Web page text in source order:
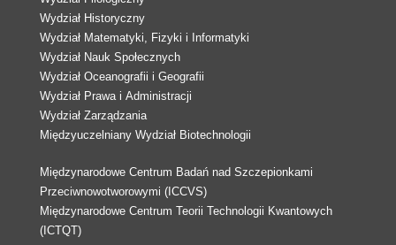
Wydział Historyczny
Wydział Matematyki, Fizyki i Informatyki
Wydział Nauk Społecznych
Wydział Oceanografii i Geografii
Wydział Prawa i Administracji
Wydział Zarządzania
Międzyuczelniany Wydział Biotechnologii
Międzynarodowe Centrum Badań nad Szczepionkami
Przeciwnowotworowymi (ICCVS)
Międzynarodowe Centrum Teorii Technologii Kwantowych
(ICTQT)